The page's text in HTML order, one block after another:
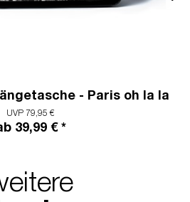
- Paris oh la la
UVP 79,95 €
39,99 € *